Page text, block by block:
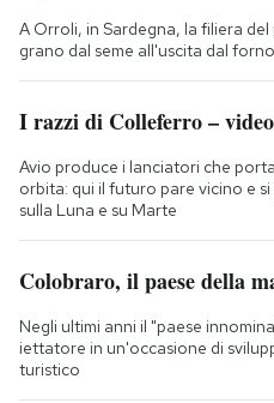
A Orroli, in Sardegna, la filiera
grano dal seme all'uscita dal forno
I razzi di Colleferro – video
Avio produce i lanciatori che
orbita: qui il futuro pare vicino e
sulla Luna e su Marte
Colobraro, il paese della
Negli ultimi anni il "paese
iettatore in un'occasione di
turistico